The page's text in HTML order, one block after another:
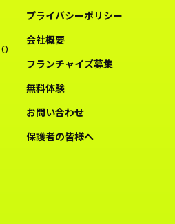
プライバシーポリシー
会社概要
フランチャイズ募集
無料体験
お問い合わせ
保護者の皆様へ